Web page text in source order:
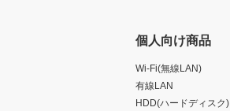
個人向け商品
Wi-Fi(無線LAN)
有線LAN
HDD(ハードディスク)